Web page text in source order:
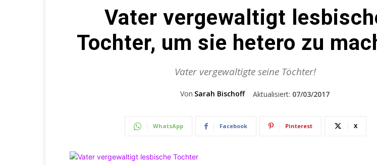
Vater vergewaltigt
Tochter, um sie hetero zu
Vater vergewaltigte seine Töchter!
Von Sarah Bischoff Aktualisiert: 07/03/2017
WhatsApp Facebook Pinterest X